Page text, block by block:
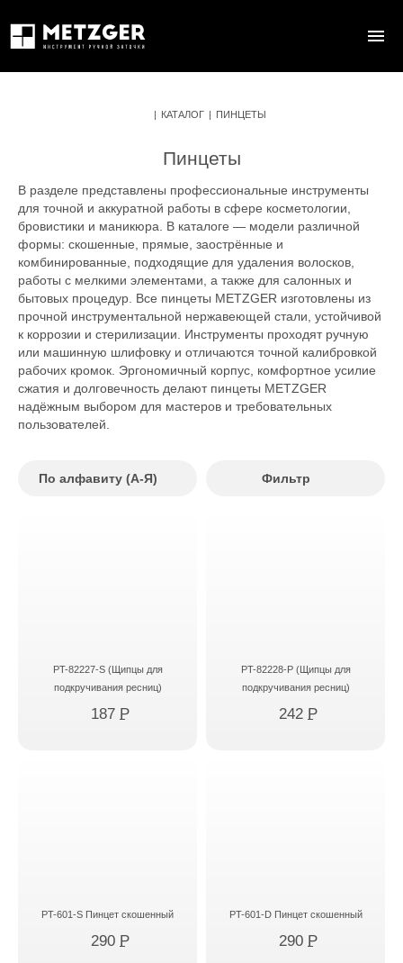
| КАТАЛОГ | ПИНЦЕТЫ
Пинцеты
В разделе представлены профессиональные инструменты
для точной и аккуратной работы в сфере косметологии,
бровистики и маникюра. В каталоге — модели различной
формы: скошенные, прямые, заострённые и
комбинированные, подходящие для удаления волосков,
работы с мелкими элементами, а также для салонных и
бытовых процедур. Все пинцеты METZGER изготовлены из
прочной инструментальной нержавеющей стали, устойчивой
к коррозии и стерилизации. Инструменты проходят ручную
или машинную шлифовку и отличаются точной калибровкой
рабочих кромок. Эргономичный корпус, комфортное усилие
сжатия и долговечность делают пинцеты METZGER
надёжным выбором для мастеров и требовательных
пользователей.
По алфавиту (А-Я) Фильтр
PT-82227-S (Щипцы для
подкручивания ресниц)
187 P
PT-82228-P (Щипцы для
подкручивания ресниц)
242 P
PT-601-S Пинцет скошенный
290 P
PT-601-D Пинцет скошенный
290 P